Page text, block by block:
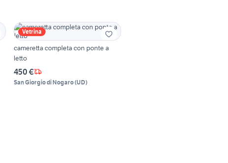
Vetrina
cameretta completa con ponte a
letto
450 €
San Giorgio di Nogaro(UD)